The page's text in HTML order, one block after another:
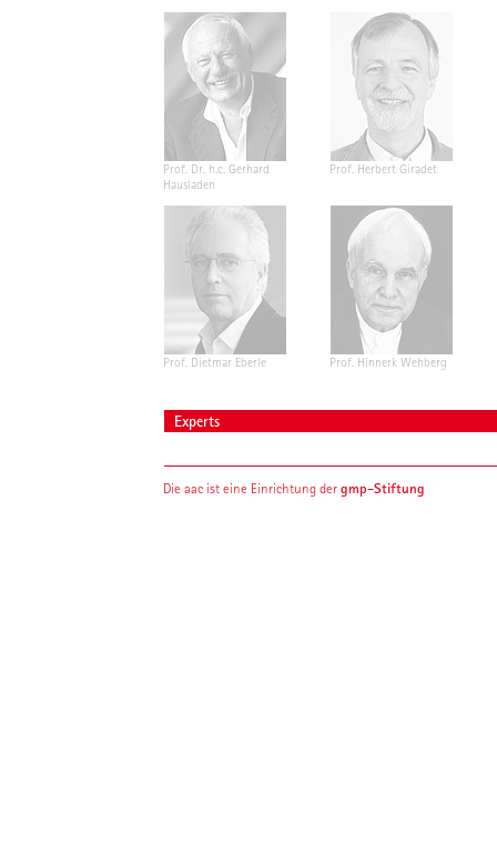
Prof. Dr. h.c. Gerhard
Hausladen
Prof. Herbert Giradet
Prof. Dietmar Eberle Prof. Hinnerk Wehberg
Experts
Die aac ist eine Einrichtung dergmp-Stiftung